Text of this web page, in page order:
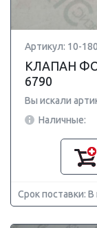
Артикул: 10-180
КЛАПАН
6790
Вы искали
Наличные:
Срок поставки: В